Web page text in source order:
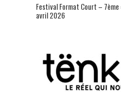
Festival Format Court –
avril 2026